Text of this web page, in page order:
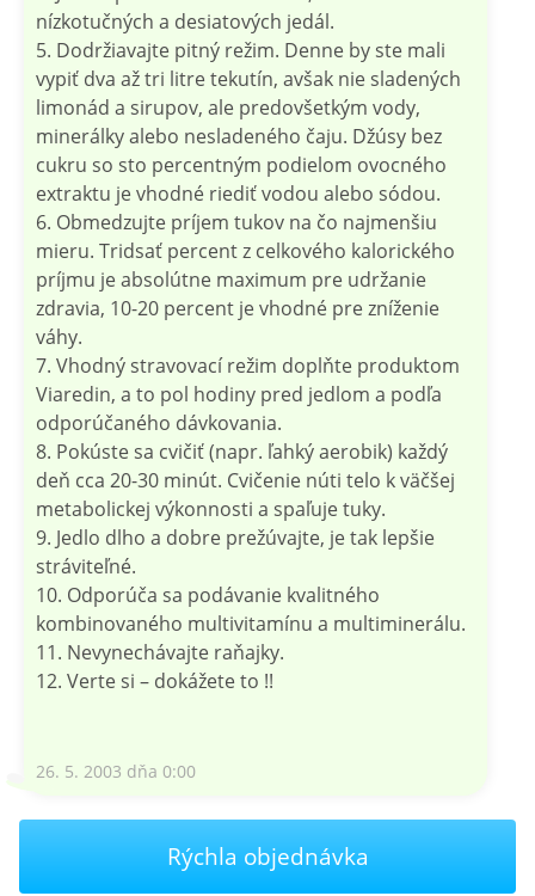
nízkotučných a desiatových jedál.
5. Dodržiavajte pitný režim. Denne by ste mali
vypiť dva až tri litre tekutín, avšak nie sladených
limonád a sirupov, ale predovšetkým vody,
minerálky alebo nesladeného čaju. Džúsy bez
cukru so sto percentným podielom ovocného
extraktu je vhodné riediť vodou alebo sódou.
6. Obmedzujte príjem tukov na čo najmenšiu
mieru. Tridsať percent z celkového kalorického
príjmu je absolútne maximum pre udržanie
zdravia, 10-20 percent je vhodné pre zníženie
váhy.
7. Vhodný stravovací režim doplňte produktom
Viaredin, a to pol hodiny pred jedlom a podľa
odporúčaného dávkovania.
8. Pokúste sa cvičiť (napr. ľahký aerobik) každý
deň cca 20-30 minút. Cvičenie núti telo k väčšej
metabolickej výkonnosti a spaľuje tuky.
9. Jedlo dlho a dobre prežúvajte, je tak lepšie
stráviteľné.
10. Odporúča sa podávanie kvalitného
kombinovaného multivitamínu a multiminerálu.
11. Nevynechávajte raňajky.
12. Verte si – dokážete to !!
26. 5. 2003 dňa 0:00
Rýchla objednávka